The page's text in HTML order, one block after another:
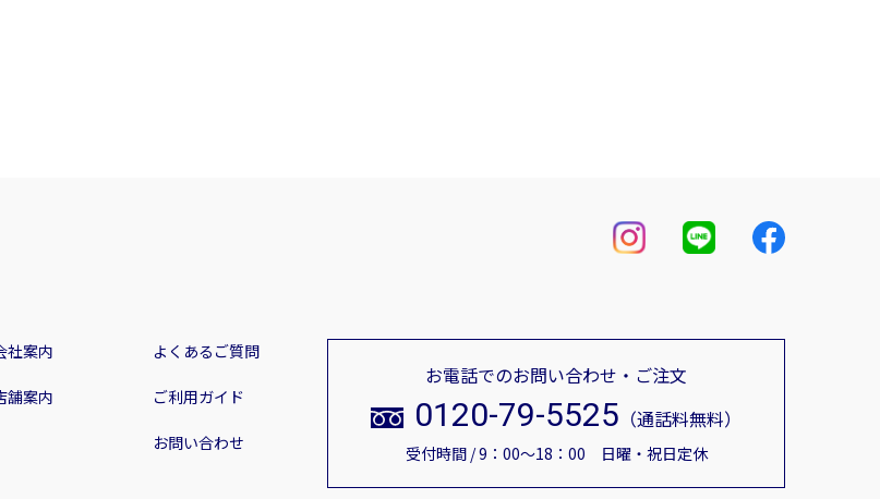
社案内
舗案内
よくあるご質問
ご利用ガイド
お問い合わせ
お電話でのお問い合わせ・ご注文
0120-79-5525 （通話料無料）
受付時間 / 9：00～18：00 日曜・祝日定休